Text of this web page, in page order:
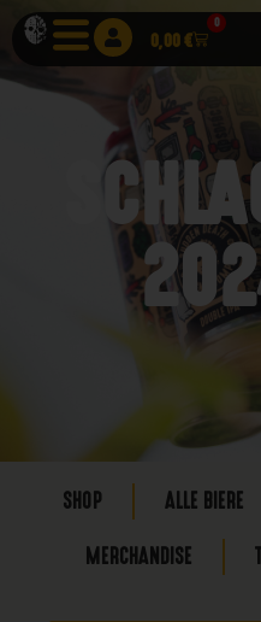
0,00€
0
SHOP ALLE BIERE
MERCHANDISE